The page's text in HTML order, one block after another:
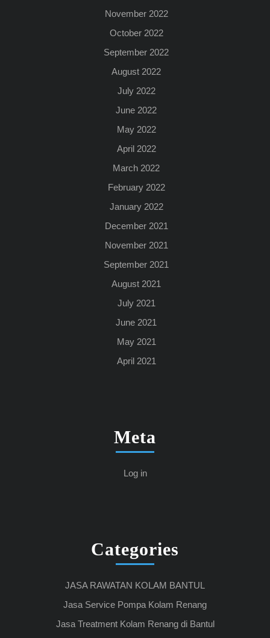
November 2022
October 2022
September 2022
August 2022
July 2022
June 2022
May 2022
April 2022
March 2022
February 2022
January 2022
December 2021
November 2021
September 2021
August 2021
July 2021
June 2021
May 2021
April 2021
Meta
Log in
Categories
JASA RAWATAN KOLAM BANTUL
Jasa Service Pompa Kolam Renang
Jasa Treatment Kolam Renang di Bantul